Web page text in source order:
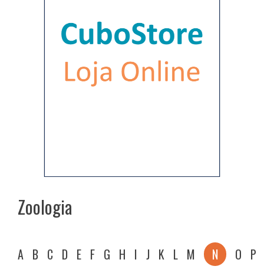
Zoologia
A B C D E F G H I J K L M N O P